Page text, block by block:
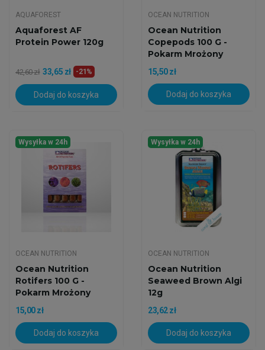
AQUAFOREST
Aquaforest AF
Protein Power 120g
42,60 zł 33,65 zł -21%
Dodaj do koszyka
OCEAN NUTRITION
Ocean Nutrition
Copepods 100 G -
Pokarm Mrożony
15,50 zł
Dodaj do koszyka
Wysyłka w 24h
OCEAN NUTRITION
Ocean Nutrition
Rotifers 100 G -
Pokarm Mrożony
15,00 zł
Dodaj do koszyka
Wysyłka w 24h
OCEAN NUTRITION
Ocean Nutrition
Seaweed Brown Algi
12g
23,62 zł
Dodaj do koszyka